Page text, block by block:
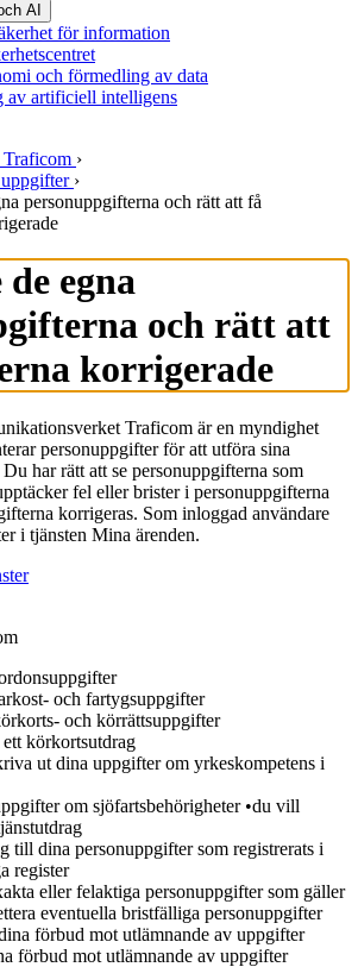
AI
för information
och förmedling av data
av artificiell intelligens
›
›
personuppgifterna och rätt att få
egna
och rätt att
korrigerade
Traficom är en myndighet
personuppgifter för att utföra sina
har rätt att se personuppgifterna som
fel eller brister i personuppgifterna
korrigeras. Som inloggad användare
i tjänsten Mina ärenden.
och fartygsuppgifter
och körrättsuppgifter
körkortsutdrag
ut dina uppgifter om yrkeskompetens i
om sjöfartsbehörigheter •du vill
till dina personuppgifter som registrerats i
register
eller felaktiga personuppgifter som gäller
eventuella bristfälliga personuppgifter
förbud mot utlämnande av uppgifter
förbud mot utlämnande av uppgifter